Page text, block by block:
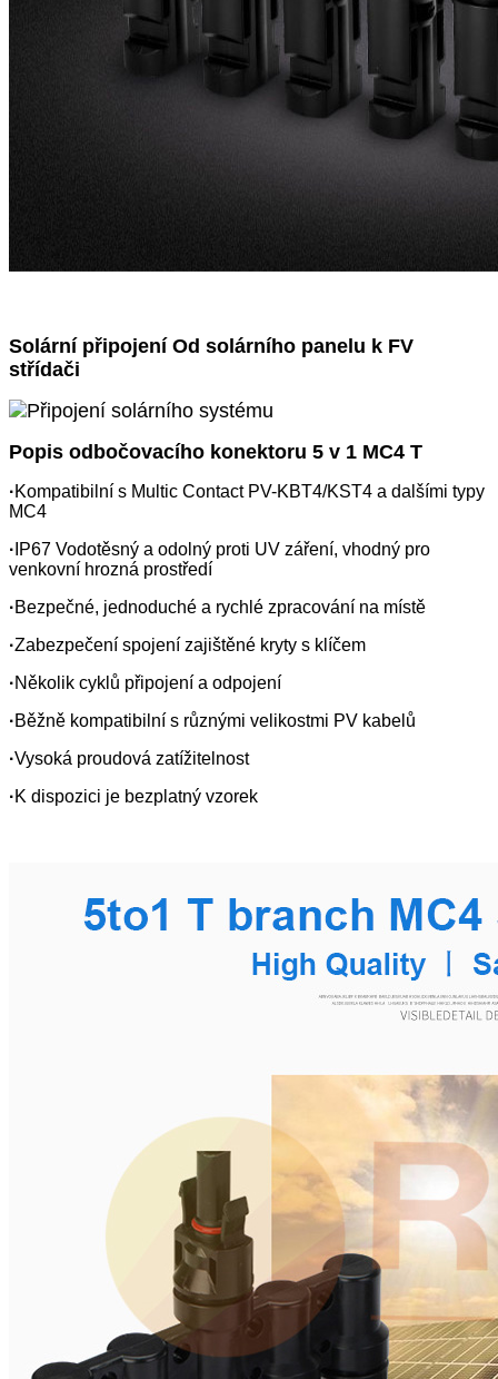
Solární připojení Od solárního panelu k FV
střídači
Popis odbočovacího konektoru 5 v 1 MC4 T
·Kompatibilní s Multic Contact PV-KBT4/KST4 a dalšími typy
MC4
· IP67 Vodotěsný a odolný proti UV záření, vhodný pro
venkovní hrozná prostředí
·Bezpečné, jednoduché a rychlé zpracování na místě
·Zabezpečení spojení zajištěné kryty s klíčem
·Několik cyklů připojení a odpojení
·Běžně kompatibilní s různými velikostmi PV kabelů
·Vysoká proudová zatížitelnost
·K dispozici je bezplatný vzorek